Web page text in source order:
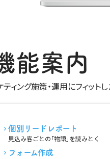
能案内
ング施策・運用にフィット
個別リードレポート
見込み客ごとの｢物語｣を読みとく
フォーム作成